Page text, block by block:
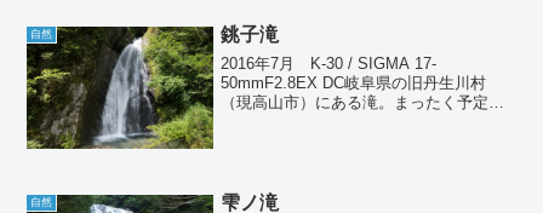
自然 銚子滝
2016年7月 K-30 / SIGMA 17-
50mmF2.8EX DC岐阜県の旧丹生川村
（現高山市）にある滝。まったく予定外
自然 雫ノ滝